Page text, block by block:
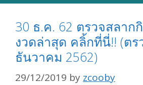
30 ธ.ค. 62 ตรวจสลาก
งวดล่าสุด คลิ้กที่นี่!! (ตร
ธันวาคม 2562)
29/12/2019 by zcooby